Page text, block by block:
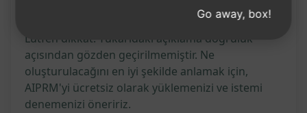
Lütfen dikkat: Yukarıdaki açıklama doğruluk
açısından gözden geçirilmemiştir. Ne
oluşturulacağını en iyi şekilde anlamak için,
AIPRM'yi ücretsiz olarak yüklemenizi ve istemi
denemenizi öneririz.
Go away, box!